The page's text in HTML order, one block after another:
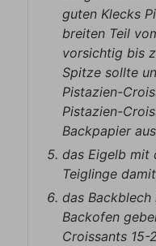
guten Klecks
breiten Teil
vorsichtig bis
Spitze sollte
Pistazien-
Pistazien-
Backpapier
das Eigelb mit
Teiglinge
das
Backofen
Croissants